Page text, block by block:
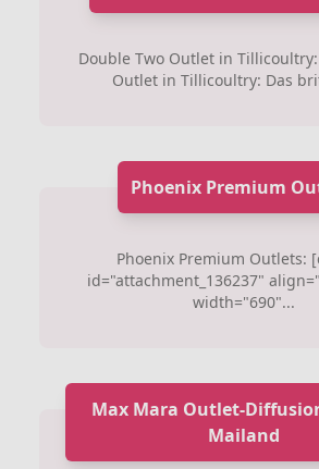
Double Two Outlet in
Outlet in Tillicoultry: Das
Phoenix Premium
Phoenix Premium Outlets:
id="attachment_136237"
width="690"...
Max Mara Outlet-
Mailand